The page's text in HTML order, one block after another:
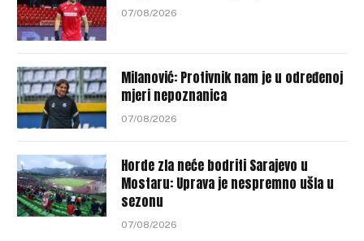
07/08/2026
Milanović: Protivnik nam je u određenoj
mjeri nepoznanica
07/08/2026
Horde zla neće bodriti Sarajevo u
Mostaru: Uprava je nespremno ušla u
sezonu
07/08/2026